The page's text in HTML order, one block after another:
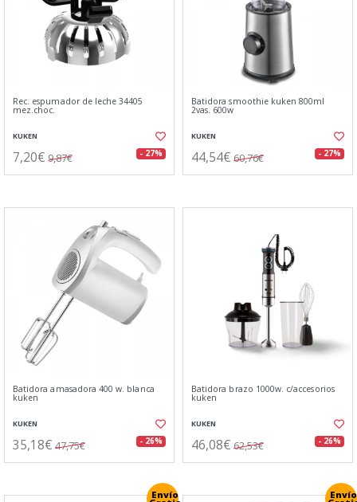
Rec. espumador de leche 34405
mez.choc.
KUKEN
7,20€ 9,87€ - 27%
Batidora smoothie kuken 800ml
2vas. 600w
KUKEN
44,54€ 60,76€ - 27%
Batidora amasadora 400 w. blanca
kuken
KUKEN
35,18€ 47,75€ - 26%
Batidora brazo 1000w. c/accesorios
kuken
KUKEN
46,08€ 62,53€ - 26%
Envío Envío